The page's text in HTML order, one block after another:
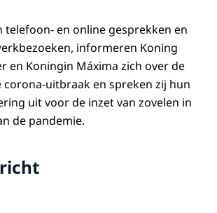
telefoon- en online gesprekken en
informeren Koning
en Koningin Máxima zich over de
corona-uitbraak en spreken zij hun
uit voor de inzet van zovelen in
de pandemie.